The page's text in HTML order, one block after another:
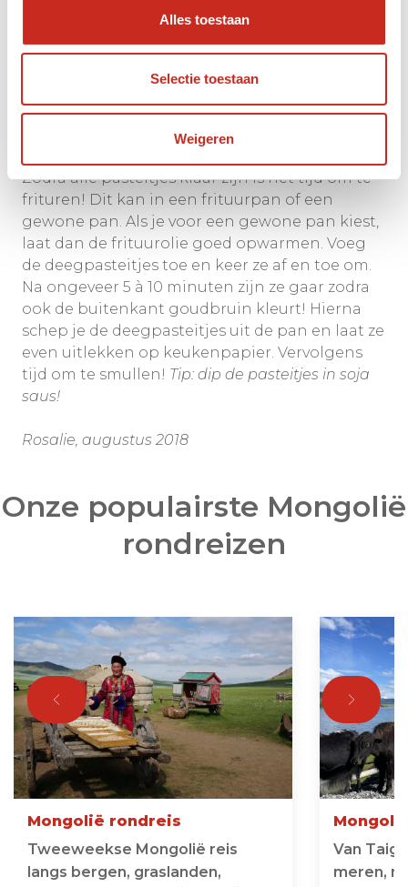
Alles toestaan
Selectie toestaan
Weigeren
groot. Schep ongeveer 2,5 theelepel van de
vulling op de deegplakjes en laat wat ruimte
vorm, vouw steeds een stukje van de rand om
Zodra alle pasteitjes klaar zijn is het tijd om te
frituren! Dit kan in een frituurpan of een
gewone pan. Als je voor een gewone pan kiest,
laat dan de frituurolie goed opwarmen. Voeg
de deegpasteitjes toe en keer ze af en toe om.
Na ongeveer 5 à 10 minuten zijn ze gaar zodra
ook de buitenkant goudbruin kleurt! Hierna
schep je de deegpasteitjes uit de pan en laat ze
even uitlekken op keukenpapier. Vervolgens
tijd om te smullen! Tip: dip de pasteitjes in soja
saus!
Rosalie, augustus 2018
Onze populairste Mongolië
rondreizen
Mongolië rondreis
Tweeweekse Mongolië reis
langs bergen, graslanden,
Van
meren,